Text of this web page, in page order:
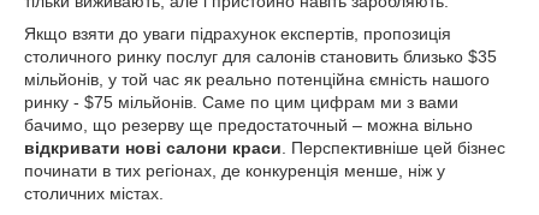
Якщо взяти до уваги підрахунок експертів, пропозиція
столичного ринку послуг для салонів становить близько $35
мільйонів, у той час як реально потенційна ємність нашого
ринку - $75 мільйонів. Саме по цим цифрам ми з вами
бачимо, що резерву ще предостаточный – можна вільно
відкривати нові салони краси . Перспективніше цей бізнес
починати в тих регіонах, де конкуренція менше, ніж у
столичних містах.